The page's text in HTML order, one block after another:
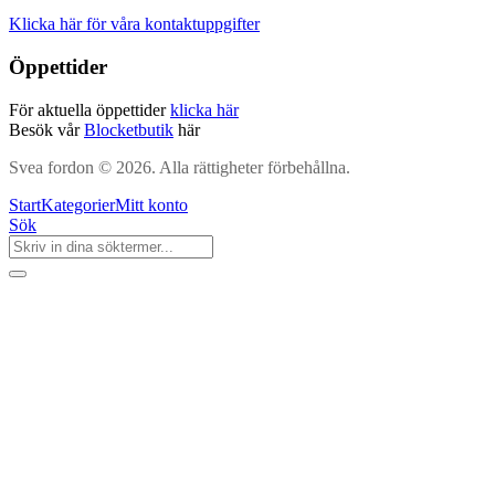
Klicka här för våra kontaktuppgifter
Öppettider
För aktuella öppettiderklicka här
Besök vårBlocketbutik här
Svea fordon © 2026. Alla rättigheter förbehållna.
StartKategorierMitt konto
Sök